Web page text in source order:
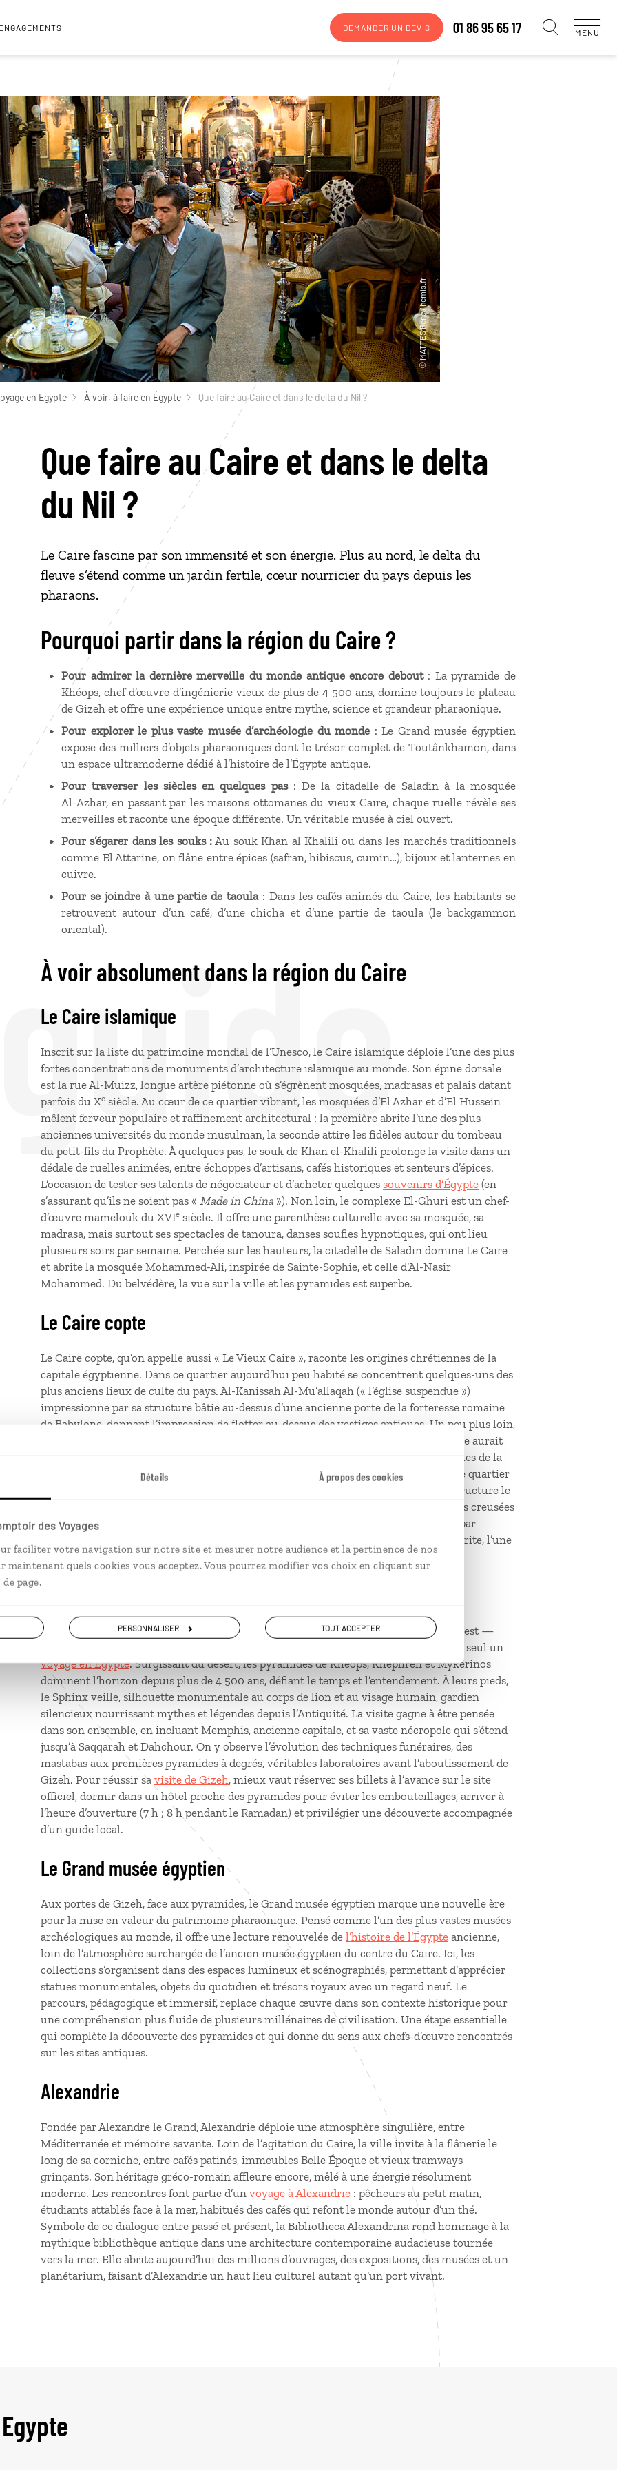
Détails À propos des cookies
des Voyages
faciliter votre navigation sur notre site et mesurer notre audience et la pertinence de nos
maintenant quels cookies vous acceptez. Vous pourrez modifier vos choix en cliquant sur
page.
PERSONNALISER TOUT ACCEPTER
DEMANDER UN DEVIS 01 86 95 65 17 MENU
en Egypte À voir, à faire en Égypte Que faire au Caire et dans le delta du Nil ?
Que faire au Caire et dans le delta
du Nil ?
Le Caire fascine par son immensité et son énergie. Plus au nord, le delta du
fleuve s’étend comme un jardin fertile, cœur nourricier du pays depuis les
pharaons.
Pourquoi partir dans la région du Caire ?
Pour admirer la dernière merveille du monde antique encore debout : La pyramide de
Khéops, chef d’œuvre d’ingénierie vieux de plus de 4 500 ans, domine toujours le plateau
de Gizeh et offre une expérience unique entre mythe, science et grandeur pharaonique.
Pour explorer le plus vaste musée d’archéologie du monde : Le Grand musée égyptien
expose des milliers d’objets pharaoniques dont le trésor complet de Toutânkhamon, dans
un espace ultramoderne dédié à l’histoire de l’Égypte antique.
Pour traverser les siècles en quelques pas : De la citadelle de Saladin à la mosquée
Al‑Azhar, en passant par les maisons ottomanes du vieux Caire, chaque ruelle révèle ses
merveilles et raconte une époque différente. Un véritable musée à ciel ouvert.
Pour s’égarer dans les souks : Au souk Khan al Khalili ou dans les marchés traditionnels
comme El Attarine, on flâne entre épices (safran, hibiscus, cumin…), bijoux et lanternes en
cuivre.
Pour se joindre à une partie de taoula : Dans les cafés animés du Caire, les habitants se
retrouvent autour d’un café, d’une chicha et d’une partie de taoula (le backgammon
oriental).
À voir absolument dans la région du Caire
Le Caire islamique
Inscrit sur la liste du patrimoine mondial de l’Unesco, le Caire islamique déploie l’une des plus
fortes concentrations de monuments d’architecture islamique au monde. Son épine dorsale
est la rue Al-Muizz, longue artère piétonne où s’égrènent mosquées, madrasas et palais datant
parfois du Xe siècle. Au cœur de ce quartier vibrant, les mosquées d’El Azhar et d’El Hussein
mêlent ferveur populaire et raffinement architectural : la première abrite l’une des plus
anciennes universités du monde musulman, la seconde attire les fidèles autour du tombeau
du petit-fils du Prophète. À quelques pas, le souk de Khan el-Khalili prolonge la visite dans un
dédale de ruelles animées, entre échoppes d’artisans, cafés historiques et senteurs d’épices.
L’occasion de tester ses talents de négociateur et d’acheter quelques souvenirs d’Égypte (en
s’assurant qu’ils ne soient pas « Made in China »). Non loin, le complexe El-Ghuri est un chef-
d’œuvre mamelouk du XVIe siècle. Il offre une parenthèse culturelle avec sa mosquée, sa
madrasa, mais surtout ses spectacles de tanoura, danses soufies hypnotiques, qui ont lieu
plusieurs soirs par semaine. Perchée sur les hauteurs, la citadelle de Saladin domine Le Caire
et abrite la mosquée Mohammed-Ali, inspirée de Sainte-Sophie, et celle d’Al-Nasir
Mohammed. Du belvédère, la vue sur la ville et les pyramides est superbe.
Le Caire copte
Le Caire copte, qu’on appelle aussi « Le Vieux Caire », raconte les origines chrétiennes de la
capitale égyptienne. Dans ce quartier aujourd’hui peu habité se concentrent quelques-uns des
plus anciens lieux de culte du pays. Al-Kanissah Al-Mu’allaqah (« l’église suspendue »)
impressionne par sa structure bâtie au-dessus d’une ancienne porte de la forteresse romaine
de Babylone, donnant l’impression de flotter au‑dessus des vestiges antiques. Un peu plus loin,
l’église Saint‑Serge abrite la crypte où, selon la croyance chrétienne, la Sainte Famille aurait
trouvé refuge durant sa fuite en Égypte. L’église Sainte‑Barbe, célèbre pour les reliques de la
martyre éponyme et son riche décor d’icônes, complète cet ensemble. Plus au sud, le quartier
des chiffonniers révèle un autre visage de la communauté copte : ici, le recyclage structure le
quotidien et façonne l’économie locale. Entre ateliers d’artisans et églises troglodytes creusées
dans la falaise du Mokattam, le monastère de Saint‑Simon‑le‑Tanneur se distingue par
l’ampleur de ses espaces sculptés dans la roche et par la vaste église rupestre qu’il abrite, l’une
des plus grandes du Moyen‑Orient.
Le site de Gizeh demeure l’un des symboles les plus puissants de l’Égypte antique. Il est —
sans surprise— inscrit sur la liste du patrimoine mondial de l’Unesco et mérite à lui seul un
voyage en Égypte. Surgissant du désert, les pyramides de Khéops, Khéphren et Mykérinos
dominent l’horizon depuis plus de 4 500 ans, défiant le temps et l’entendement. À leurs pieds,
le Sphinx veille, silhouette monumentale au corps de lion et au visage humain, gardien
silencieux nourrissant mythes et légendes depuis l’Antiquité. La visite gagne à être pensée
dans son ensemble, en incluant Memphis, ancienne capitale, et sa vaste nécropole qui s’étend
jusqu’à Saqqarah et Dahchour. On y observe l’évolution des techniques funéraires, des
mastabas aux premières pyramides à degrés, véritables laboratoires avant l’aboutissement de
Gizeh. Pour réussir sa visite de Gizeh, mieux vaut réserver ses billets à l’avance sur le site
officiel, dormir dans un hôtel proche des pyramides pour éviter les embouteillages, arriver à
l’heure d’ouverture (7 h ; 8 h pendant le Ramadan) et privilégier une découverte accompagnée
d’un guide local.
Le Grand musée égyptien
Aux portes de Gizeh, face aux pyramides, le Grand musée égyptien marque une nouvelle ère
pour la mise en valeur du patrimoine pharaonique. Pensé comme l’un des plus vastes musées
archéologiques au monde, il offre une lecture renouvelée de l’histoire de l’Égypte ancienne,
loin de l’atmosphère surchargée de l’ancien musée égyptien du centre du Caire. Ici, les
collections s’organisent dans des espaces lumineux et scénographiés, permettant d’apprécier
statues monumentales, objets du quotidien et trésors royaux avec un regard neuf. Le
parcours, pédagogique et immersif, replace chaque œuvre dans son contexte historique pour
une compréhension plus fluide de plusieurs millénaires de civilisation. Une étape essentielle
qui complète la découverte des pyramides et qui donne du sens aux chefs-d’œuvre rencontrés
sur les sites antiques.
Alexandrie
Fondée par Alexandre le Grand, Alexandrie déploie une atmosphère singulière, entre
Méditerranée et mémoire savante. Loin de l’agitation du Caire, la ville invite à la flânerie le
long de sa corniche, entre cafés patinés, immeubles Belle Époque et vieux tramways
grinçants. Son héritage gréco-romain affleure encore, mêlé à une énergie résolument
moderne. Les rencontres font partie d’un voyage à Alexandrie : pêcheurs au petit matin,
étudiants attablés face à la mer, habitués des cafés qui refont le monde autour d’un thé.
Symbole de ce dialogue entre passé et présent, la Bibliotheca Alexandrina rend hommage à la
mythique bibliothèque antique dans une architecture contemporaine audacieuse tournée
vers la mer. Elle abrite aujourd’hui des millions d’ouvrages, des expositions, des musées et un
planétarium, faisant d’Alexandrie un haut lieu culturel autant qu’un port vivant.